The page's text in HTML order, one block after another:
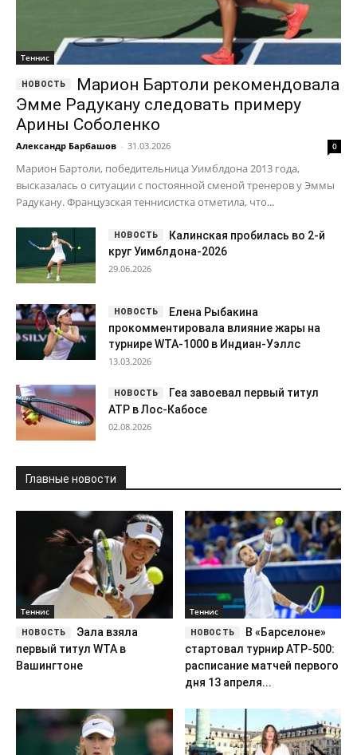
Теннис
Марион Бартоли рекомендовала
Эмме Радукану следовать примеру
Арины Соболенко
Александр Барбашов - 31.03.2026 0
Марион Бартоли, победительница Уимблдона 2013 года,
высказалась о ситуации с постоянной сменой тренеров у Эммы
Радукану. Французская теннисистка отметила, что...
Калинская пробилась во 2-й
круг Уимблдона-2026
29.06.2026
Елена Рыбакина
прокомментировала влияние жары на
турнире WTA-1000 в Индиан-Уэллс
13.03.2026
Геа завоевал первый титул
ATP в Лос-Кабосе
02.08.2026
Главные новости
Теннис
Эала взяла
первый титул WTA в
Вашингтоне
Теннис
В «Барселоне»
стартовал турнир ATP-500:
расписание матчей первого
дня 13 апреля...